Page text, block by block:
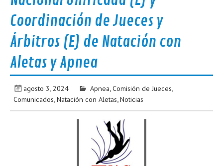
Coordinación de Jueces y
Árbitros (E) de Natación con
Aletas y Apnea
agosto 3, 2024 Apnea,Comisión de Jueces,
Comunicados,Natación con Aletas,Noticias